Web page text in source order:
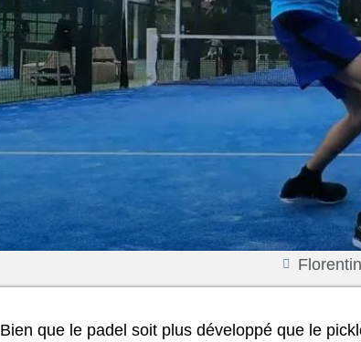
Bien que le padel soit plus développé que le